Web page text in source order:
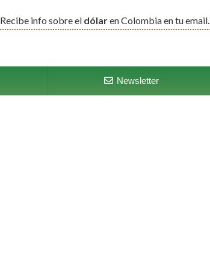
Recibe info sobre el dólaren Colombia en tu email.
Newsletter